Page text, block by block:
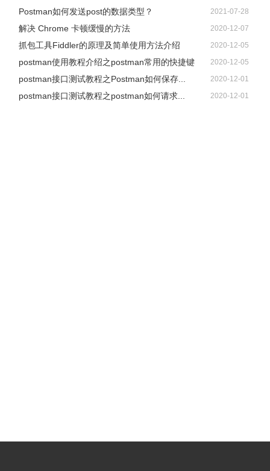
Postman如何发送post的数据类型？ 2021-07-28
解决 Chrome 卡顿缓慢的方法 2020-12-07
抓包工具Fiddler的原理及简单使用方法介绍 2020-12-05
postman使用教程介绍之postman常用的快捷键 2020-12-05
postman接口测试教程之Postman如何保存... 2020-12-01
postman接口测试教程之postman如何请求... 2020-12-01